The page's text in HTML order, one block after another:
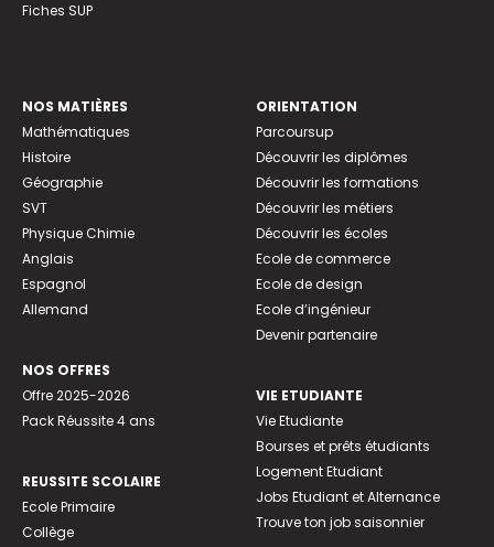
Fiches SUP
NOS MATIÈRES
Mathématiques
Histoire
Géographie
SVT
Physique Chimie
Anglais
Espagnol
Allemand
NOS OFFRES
Offre 2025-2026
Pack Réussite 4 ans
REUSSITE SCOLAIRE
Ecole Primaire
Collège
ORIENTATION
Parcoursup
Découvrir les diplômes
Découvrir les formations
Découvrir les métiers
Découvrir les écoles
Ecole de commerce
Ecole de design
Ecole d’ingénieur
Devenir partenaire
VIE ETUDIANTE
Vie Etudiante
Bourses et prêts étudiants
Logement Etudiant
Jobs Etudiant et Alternance
Trouve ton job saisonnier